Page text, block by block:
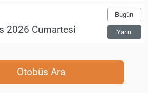
Bugün
Yarın
Otobüs Ara